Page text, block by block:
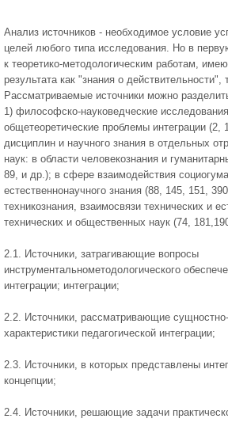
Анализ источников - необходимое условие
целей любого типа исследования. Но в
к теоретико-методологическим работам,
результата как "знания о действительности",
Рассматриваемые источники можно
1) философско-науковедческие
общетеоретические проблемы интеграции (2,
дисциплин и научного знания в отдельных
наук: в области человекознания и
89, и др.); в сфере взаимодействия
естественнонаучного знания (88, 145, 151,
техникознания, взаимосвязи технических и
технических и общественных наук (74,
2.1. Источники, затрагивающие вопросы
инструментальнометодологического
интеграции; интеграции;
2.2. Источники, рассматривающие
характеристики педагогической интеграции;
2.3. Источники, в которых представлены
концепции;
2.4. Источники, решающие задачи